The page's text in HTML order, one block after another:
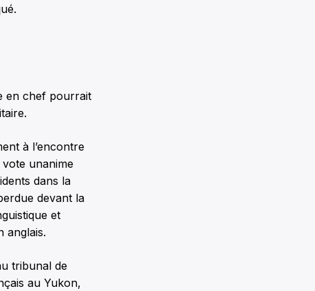
en chef pourrait
à l’encontre
vote unanime
dans la
devant la
et
anglais.
tribunal de
au Yukon,